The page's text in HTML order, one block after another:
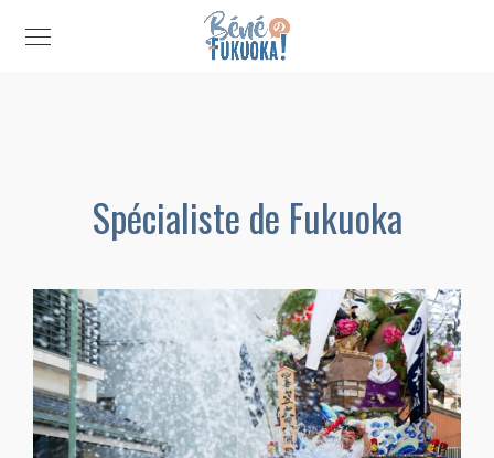
Spécialiste de Fukuoka